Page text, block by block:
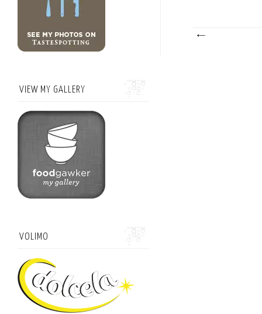
VIEW MY GALLERY
VOLIMO